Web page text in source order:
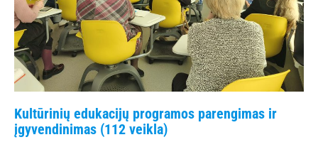
Kultūrinių edukacijų programos parengimas ir
įgyvendinimas (112 veikla)